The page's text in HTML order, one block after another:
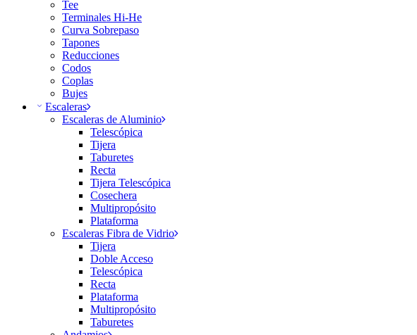
Tee
Terminales Hi-He
Curva Sobrepaso
Tapones
Reducciones
Codos
Coplas
Bujes
Escaleras
Escaleras de Aluminio
Telescópica
Tijera
Taburetes
Recta
Tijera Telescópica
Cosechera
Multipropósito
Plataforma
Escaleras Fibra de Vidrio
Tijera
Doble Acceso
Telescópica
Recta
Plataforma
Multipropósito
Taburetes